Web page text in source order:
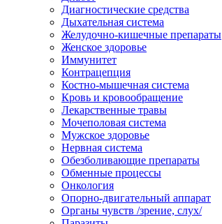
Диагностические средства
Дыхательная система
Желудочно-кишечные препараты
Женское здоровье
Иммунитет
Контрацепция
Костно-мышечная система
Кровь и кровообращение
Лекарственные травы
Мочеполовая система
Мужское здоровье
Нервная система
Обезболивающие препараты
Обменные процессы
Онкология
Опорно-двигательный аппарат
Органы чувств /зрение, слух/